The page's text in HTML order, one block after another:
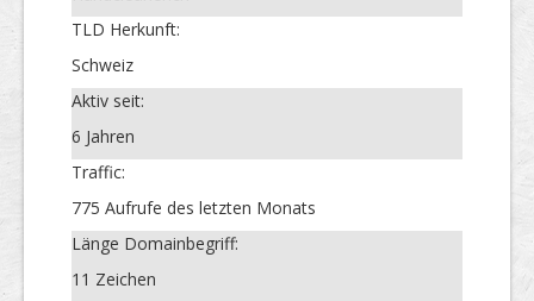
TLD Herkunft:
Schweiz
Aktiv seit:
6 Jahren
Traffic:
775 Aufrufe des letzten Monats
Länge Domainbegriff:
11 Zeichen